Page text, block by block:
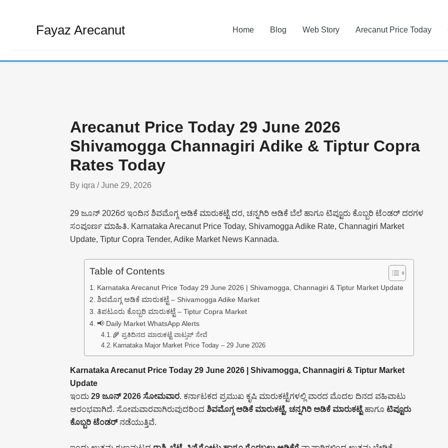
Fayaz Arecanut Home Blog Web Story Arecanut Price Today
Arecanut Price Today 29 June 2026
Shivamogga Channagiri Adike & Tiptur Copra
Rates Today
By iqra /June 29, 2026
29 ಜೂನ್ 2026ರ ಇಂದಿನ ಶಿವಮೊಗ್ಗ ಅಡಿಕೆ ಮಾರುಕಟ್ಟೆ ದರ, ಚನ್ನಗಿರಿ ಅಡಿಕೆ ಬೆಲೆ ಹಾಗೂ ಟಿಪ್ಟೂರು ಕೊಬ್ಬರಿ ಟೆಂಡರ್ ದರಗಳ
ಸಂಪೂರ್ಣ ಮಾಹಿತಿ. Karnataka Arecanut Price Today, Shivamogga Adike Rate, Channagiri Market
Update, Tiptur Copra Tender, Adike Market News Kannada.
Table of Contents
Karnataka Arecanut Price Today 29 June 2026 | Shivamogga, Channagiri & Tiptur Market Update
ಶಿವಮೊಗ್ಗ ಅಡಿಕೆ ಮಾರುಕಟ್ಟೆ – Shivamogga Adike Market
ತಿಪಟೂರು ಕೊಬ್ಬರಿ ಮಾರುಕಟ್ಟೆ – Tiptur Copra Market
📢 Daily Market WhatsApp Alerts
🌾 ಪ್ರತಿದಿನದ ಮಾರುಕಟ್ಟೆ ವಾಟ್ಸಪ್ ಸೇವೆ
Karnataka Major Market Price Today – 29 June 2026
Karnataka Arecanut Price Today 29 June 2026 | Shivamogga, Channagiri & Tiptur Market
Update
ಇಂದು 29 ಜೂನ್ 2026 ಸೋಮವಾರ. ಕರ್ನಾಟಕದ ಪ್ರಮುಖ ಕೃಷಿ ಮಾರುಕಟ್ಟೆಗಳಲ್ಲಿ ವಾರದ ಮೊದಲ ದಿನದ ವಹಿವಾಟು
ಆರಂಭವಾಗಿದೆ. ಸೋಮವಾರವಾಗಿರುವುದರಿಂದ ಶಿವಮೊಗ್ಗ ಅಡಿಕೆ ಮಾರುಕಟ್ಟೆ, ಚನ್ನಗಿರಿ ಅಡಿಕೆ ಮಾರುಕಟ್ಟೆಹಾಗೂ ಟಿಪ್ಟೂರು
ಕೊಬ್ಬರಿ ಟೆಂಡರ್ನಡೆಯುತ್ತಿವೆ.